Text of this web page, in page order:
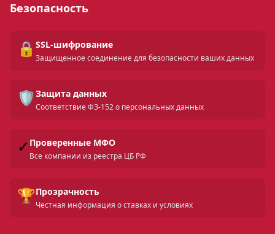
Безопасность
🔒 SSL-шифрование
Защищенное соединение для безопасности ваших данных
🛡️ Защита данных
Соответствие ФЗ-152 о персональных данных
✓ Проверенные МФО
Все компании из реестра ЦБ РФ
🏆Прозрачность
Честная информация о ставках и условиях